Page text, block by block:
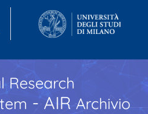
Research
- AIR Archivio